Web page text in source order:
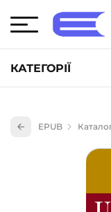
КАТЕГОРІЇ
Книги для дітей
Книги для
Науково-
Навчальна
EPUB